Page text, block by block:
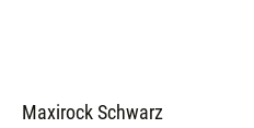
Maxirock Schwarz